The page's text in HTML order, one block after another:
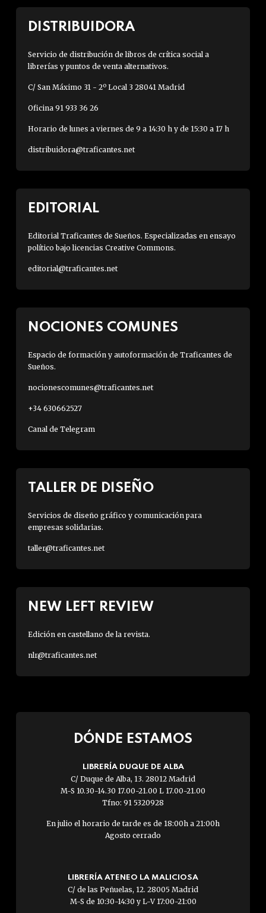
DISTRIBUIDORA
Servicio de distribución de libros de crítica social a
librerías y puntos de venta alternativos.
C/ San Máximo 31 - 2º Local 3 28041 Madrid
Oficina 91 933 36 26
Horario de lunes a viernes de 9 a 14:30 h y de 15:30 a 17 h
distribuidora@traficantes.net
EDITORIAL
Editorial Traficantes de Sueños. Especializadas en ensayo
político bajo licencias Creative Commons.
editorial@traficantes.net
NOCIONES COMUNES
Espacio de formación y autoformación de Traficantes de
Sueños.
nocionescomunes@traficantes.net
+34 630662527
Canal de Telegram
TALLER DE DISEÑO
Servicios de diseño gráfico y comunicación para
empresas solidarias.
taller@traficantes.net
NEW LEFT REVIEW
Edición en castellano de la revista.
nlr@traficantes.net
DÓNDE ESTAMOS
LIBRERÍA DUQUE DE ALBA
C/ Duque de Alba, 13. 28012 Madrid
M-S 10.30-14.30 17.00-21.00 L 17.00-21.00
Tfno: 91 5320928
En julio el horario de tarde es de 18:00h a 21:00h
Agosto cerrado
LIBRERÍA ATENEO LA MALICIOSA
C/ de las Peñuelas, 12. 28005 Madrid
M-S de 10:30-14:30 y L-V 17:00-21:00